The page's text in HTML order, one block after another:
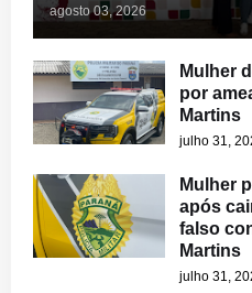
agosto 03, 2026
Mulher
por
Martins
julho 31,
Mulher
após
falso
Martins
julho 31,